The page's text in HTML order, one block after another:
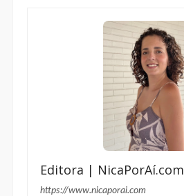
Editora | NicaPorAí.com
https://www.nicaporai.com